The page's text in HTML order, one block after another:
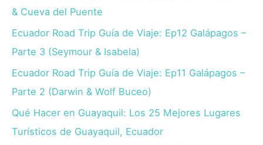
& Cueva del Puente
Ecuador Road Trip Guía de Viaje: Ep12 Galápagos –
Parte 3 (Seymour & Isabela)
Ecuador Road Trip Guía de Viaje: Ep11 Galápagos –
Parte 2 (Darwin & Wolf Buceo)
Qué Hacer en Guayaquil: Los 25 Mejores Lugares
Turísticos de Guayaquil, Ecuador